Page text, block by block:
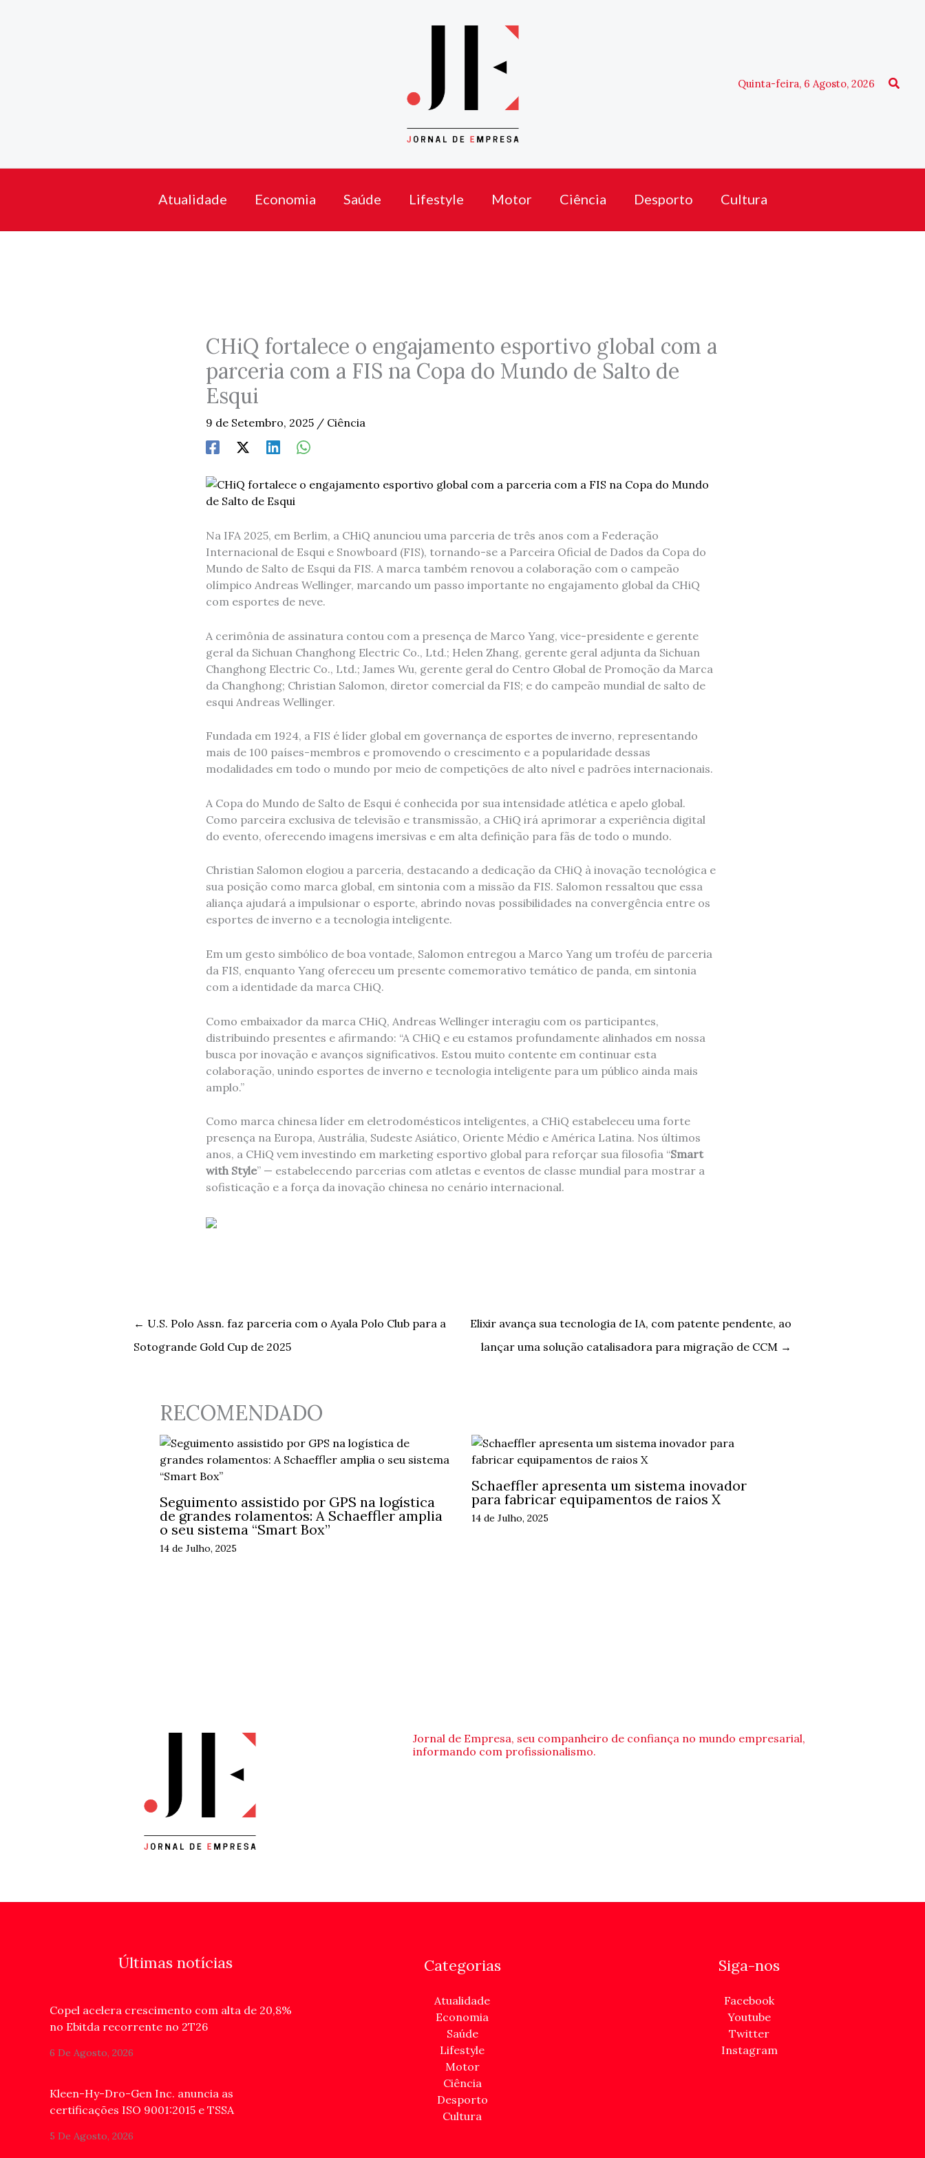
Quinta-feira, 6 Agosto, 2026
Atualidade Economia Saúde Lifestyle Motor Ciência Desporto Cultura
CHiQ fortalece o engajamento esportivo global com a
parceria com a FIS na Copa do Mundo de Salto de
Esqui
9 de Setembro, 2025 / Ciência
Na IFA 2025, em Berlim, a CHiQ anunciou uma parceria de três anos com a Federação
Internacional de Esqui e Snowboard (FIS), tornando-se a Parceira Oficial de Dados da Copa do
Mundo de Salto de Esqui da FIS. A marca também renovou a colaboração com o campeão
olímpico Andreas Wellinger, marcando um passo importante no engajamento global da CHiQ
com esportes de neve.
A cerimônia de assinatura contou com a presença de Marco Yang, vice-presidente e gerente
geral da Sichuan Changhong Electric Co., Ltd.; Helen Zhang, gerente geral adjunta da Sichuan
Changhong Electric Co., Ltd.; James Wu, gerente geral do Centro Global de Promoção da Marca
da Changhong; Christian Salomon, diretor comercial da FIS; e do campeão mundial de salto de
esqui Andreas Wellinger.
Fundada em 1924, a FIS é líder global em governança de esportes de inverno, representando
mais de 100 países-membros e promovendo o crescimento e a popularidade dessas
modalidades em todo o mundo por meio de competições de alto nível e padrões internacionais.
A Copa do Mundo de Salto de Esqui é conhecida por sua intensidade atlética e apelo global.
Como parceira exclusiva de televisão e transmissão, a CHiQ irá aprimorar a experiência digital
do evento, oferecendo imagens imersivas e em alta definição para fãs de todo o mundo.
Christian Salomon elogiou a parceria, destacando a dedicação da CHiQ à inovação tecnológica e
sua posição como marca global, em sintonia com a missão da FIS. Salomon ressaltou que essa
aliança ajudará a impulsionar o esporte, abrindo novas possibilidades na convergência entre os
esportes de inverno e a tecnologia inteligente.
Em um gesto simbólico de boa vontade, Salomon entregou a Marco Yang um troféu de parceria
da FIS, enquanto Yang ofereceu um presente comemorativo temático de panda, em sintonia
com a identidade da marca CHiQ.
Como embaixador da marca CHiQ, Andreas Wellinger interagiu com os participantes,
distribuindo presentes e afirmando: “A CHiQ e eu estamos profundamente alinhados em nossa
busca por inovação e avanços significativos. Estou muito contente em continuar esta
colaboração, unindo esportes de inverno e tecnologia inteligente para um público ainda mais
amplo.”
Como marca chinesa líder em eletrodomésticos inteligentes, a CHiQ estabeleceu uma forte
presença na Europa, Austrália, Sudeste Asiático, Oriente Médio e América Latina. Nos últimos
anos, a CHiQ vem investindo em marketing esportivo global para reforçar sua filosofia “Smart
with Style” — estabelecendo parcerias com atletas e eventos de classe mundial para mostrar a
sofisticação e a força da inovação chinesa no cenário internacional.
← U.S. Polo Assn. faz parceria com o Ayala Polo Club para a
Sotogrande Gold Cup de 2025
Elixir avança sua tecnologia de IA, com patente pendente, ao
lançar uma solução catalisadora para migração de CCM →
RECOMENDADO
Seguimento assistido por GPS na logística
de grandes rolamentos: A Schaeffler amplia
o seu sistema “Smart Box”
14 de Julho, 2025
Schaeffler apresenta um sistema inovador
para fabricar equipamentos de raios X
14 de Julho, 2025
Jornal de Empresa, seu companheiro de confiança no mundo empresarial,
informando com profissionalismo.
Últimas notícias
Copel acelera crescimento com alta de 20,8%
no Ebitda recorrente no 2T26
6 De Agosto, 2026
Kleen-Hy-Dro-Gen Inc. anuncia as
certificações ISO 9001:2015 e TSSA
5 De Agosto, 2026
Categorias
Atualidade
Economia
Saúde
Lifestyle
Motor
Ciência
Desporto
Cultura
Siga-nos
Facebook
Youtube
Twitter
Instagram